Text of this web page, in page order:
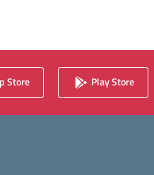
Store Play Store